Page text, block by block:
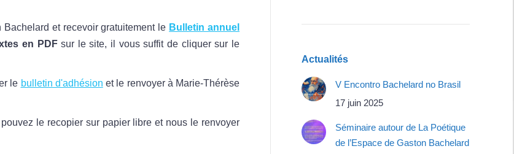
et recevoir gratuitement le Bulletin annuel
en PDFsur le site, il vous suffit de cliquer sur le
le bulletin d'adhésion et le renvoyer à Marie-Thérèse
le recopier sur papier libre et nous le renvoyer
Actualités
V Encontro Bachelard no Brasil
17 juin 2025
Séminaire autour de La Poétique
de l’Espace de Gaston Bachelard